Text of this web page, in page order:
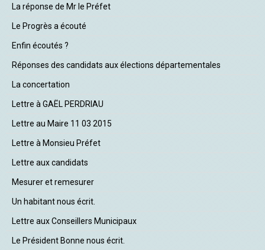
La réponse de Mr le Préfet
Le Progrès a écouté
Enfin écoutés ?
Réponses des candidats aux élections départementales
La concertation
Lettre à GAËL PERDRIAU
Lettre au Maire 11 03 2015
Lettre à Monsieu Préfet
Lettre aux candidats
Mesurer et remesurer
Un habitant nous écrit.
Lettre aux Conseillers Municipaux
Le Président Bonne nous écrit.